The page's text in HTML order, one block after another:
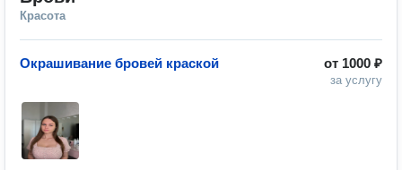
Красота
от 1000 ₽
за услугу
Окрашивание бровей краской